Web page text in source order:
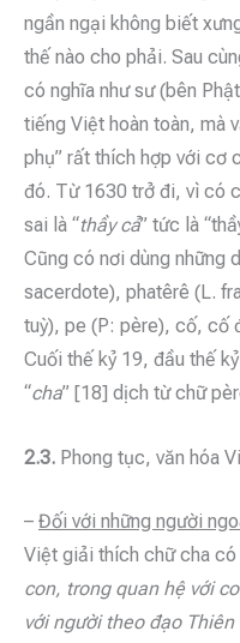
ngần ngại không biết
thế nào cho phải. Sau
có nghĩa như sư (bên
tiếng Việt hoàn toàn, mà
phụ” rất thích hợp với cơ
đó. Từ 1630 trở đi, vì có
sai là “thầy cả” tức là
Cũng có nơi dùng những
sacerdote), phatêrê (L.
tuỳ), pe (P: père), cố, cố
Cuối thế kỷ 19, đầu thế
“cha” [18] dịch từ chữ
2.3. Phong tục, văn hóa
– Đối với những người
Việt giải thích chữ cha có
con, trong quan hệ với
với người theo đạo Thiên